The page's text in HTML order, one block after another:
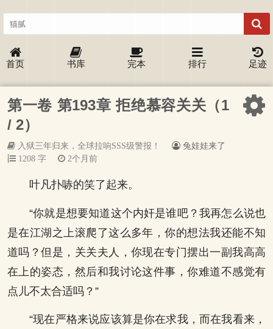
首页 书库 完本 排行 足迹
第一卷 第193章 拒绝慕容关关（1
/ 2）
入狱三年归来，全球拉响SSS级警报！
兔娃娃来了
1208 字
2个月前
叶凡扑哧的笑了起来。
“你就是想要知道这个内奸是谁吧？我再怎么说也
是在江湖之上滚爬了这么多年，你的想法我还能不知
道吗？但是，关关夫人，你现在专门摆出一副我高高
在上的姿态，然后和我讨论这件事，你难道不感觉有
点儿不太合适吗？”
“现在严格来说应该算是你在求我，而在我看来，